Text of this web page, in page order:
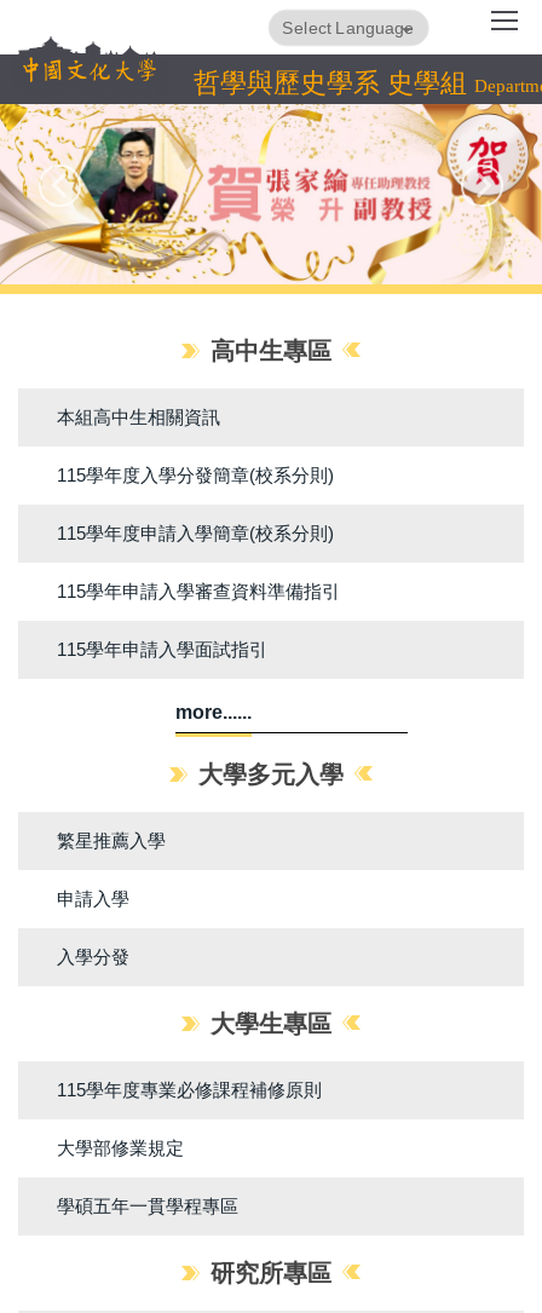
到
主
要
內
容
區
哲學與歷史學系 史學組
Powered by
高中生專區
本組高中生相關資訊
115學年度入學分發簡章(校系分則)
115學年度申請入學簡章(校系分則)
115學年申請入學審查資料準備指引
115學年申請入學面試指引
more......
大學多元入學
繁星推薦入學
申請入學
入學分發
大學生專區
115學年度專業必修課程補修原則
大學部修業規定
學碩五年一貫學程專區
研究所專區